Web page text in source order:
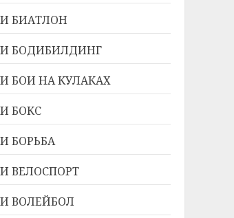
БИАТЛОН
БОДИБИЛДИНГ
БОИ НА КУЛАКАХ
БОКС
БОРЬБА
ВЕЛОСПОРТ
ВОЛЕЙБОЛ